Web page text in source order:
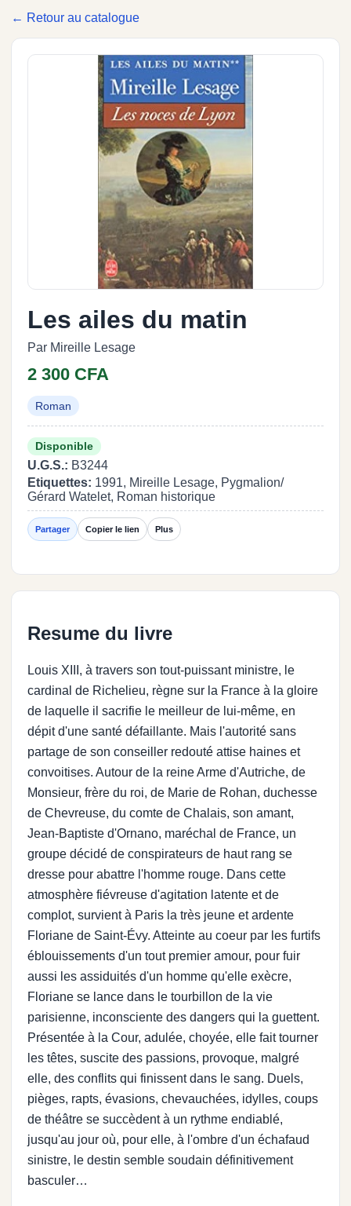
← Retour au catalogue
Les ailes du matin
Par Mireille Lesage
2 300 CFA
Roman
Disponible
U.G.S.: B3244
Etiquettes: 1991, Mireille Lesage, Pygmalion/
Gérard Watelet, Roman historique
Partager Copier le lien Plus
Resume du livre
Louis XIII, à travers son tout-puissant ministre, le
cardinal de Richelieu, règne sur la France à la gloire
de laquelle il sacrifie le meilleur de lui-même, en
dépit d'une santé défaillante. Mais l'autorité sans
partage de son conseiller redouté attise haines et
convoitises. Autour de la reine Arme d'Autriche, de
Monsieur, frère du roi, de Marie de Rohan, duchesse
de Chevreuse, du comte de Chalais, son amant,
Jean-Baptiste d'Ornano, maréchal de France, un
groupe décidé de conspirateurs de haut rang se
dresse pour abattre l'homme rouge. Dans cette
atmosphère fiévreuse d'agitation latente et de
complot, survient à Paris la très jeune et ardente
Floriane de Saint-Évy. Atteinte au coeur par les furtifs
éblouissements d'un tout premier amour, pour fuir
aussi les assiduités d'un homme qu'elle exècre,
Floriane se lance dans le tourbillon de la vie
parisienne, inconsciente des dangers qui la guettent.
Présentée à la Cour, adulée, choyée, elle fait tourner
les têtes, suscite des passions, provoque, malgré
elle, des conflits qui finissent dans le sang. Duels,
pièges, rapts, évasions, chevauchées, idylles, coups
de théâtre se succèdent à un rythme endiablé,
jusqu'au jour où, pour elle, à l'ombre d'un échafaud
sinistre, le destin semble soudain définitivement
basculer…